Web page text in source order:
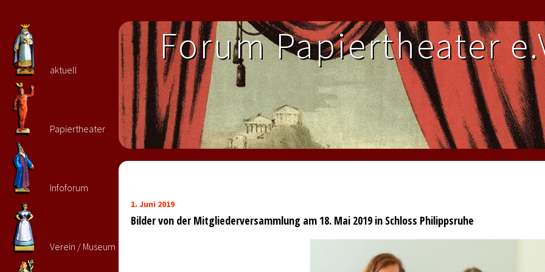
aktuell
Papiertheater
Infoforum
Verein / Museum
Forum Papier­theater
1. Juni 2019
Bilder von der Mitgliederversammlung am 18. Mai 2019 in Schloss Philippsruhe